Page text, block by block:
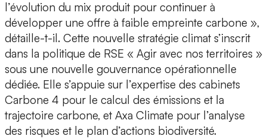
l’évolution du mix produit pour continuer à
développer une offre à faible empreinte carbone »,
détaille-t-il. Cette nouvelle stratégie climat s’inscrit
dans la politique de RSE « Agir avec nos territoires »
sous une nouvelle gouvernance opérationnelle
dédiée. Elle s’appuie sur l’expertise des cabinets
Carbone 4 pour le calcul des émissions et la
trajectoire carbone, et Axa Climate pour l’analyse
des risques et le plan d’actions biodiversité.